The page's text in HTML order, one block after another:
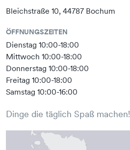
Bleichstraße 10, 44787 Bochum
ÖFFNUNGSZEITEN
Dienstag 10:00-18:00
Mittwoch 10:00-18:00
Donnerstag 10:00-18:00
Freitag 10:00-18:00
Samstag 10:00-16:00
Dinge die täglich Spaß machen!